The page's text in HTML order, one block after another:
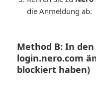
die Anmeldung ab.
Method B: In
login.nero.com
blockiert haben)